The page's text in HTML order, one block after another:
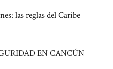
las reglas del Caribe
EN CANCÚN